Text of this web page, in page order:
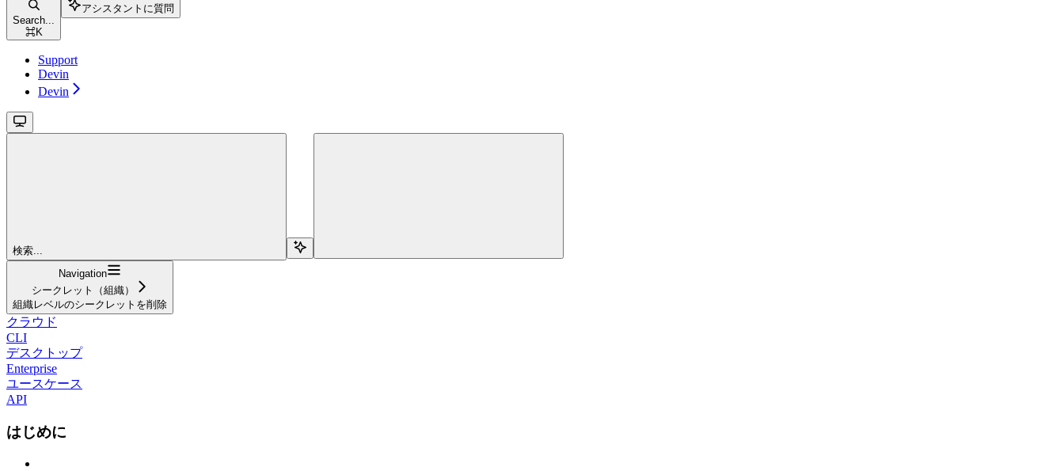
Search...
⌘K
アシスタントに質問
Support
Devin
Devin
検索...
Navigation
シークレット（組織）
組織レベルのシークレットを削除
クラウド
CLI
デスクトップ
Enterprise
ユースケース
API
はじめに